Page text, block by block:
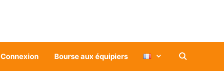
Connexion Bourse aux équipiers